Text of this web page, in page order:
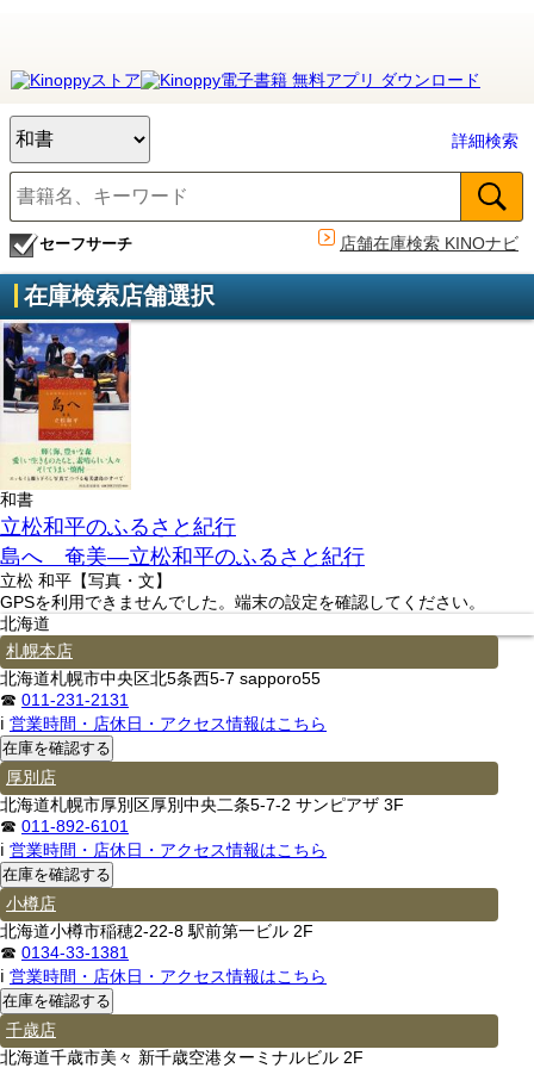
詳細検索
セーフサーチ 店舗在庫検索 KINOナビ
在庫検索店舗選択
和書
立松和平のふるさと紀行
島へ 奄美―立松和平のふるさと紀行
立松 和平【写真・文】
GPSを利用できませんでした。端末の設定を確認してください。
北海道
札幌本店
北海道札幌市中央区北5条西5-7 sapporo55
☎ 011-231-2131
ℹ 営業時間・店休日・アクセス情報はこちら
厚別店
北海道札幌市厚別区厚別中央二条5-7-2 サンピアザ 3F
☎ 011-892-6101
ℹ 営業時間・店休日・アクセス情報はこちら
小樽店
北海道小樽市稲穂2-22-8 駅前第一ビル 2F
☎ 0134-33-1381
ℹ 営業時間・店休日・アクセス情報はこちら
千歳店
北海道千歳市美々 新千歳空港ターミナルビル 2F